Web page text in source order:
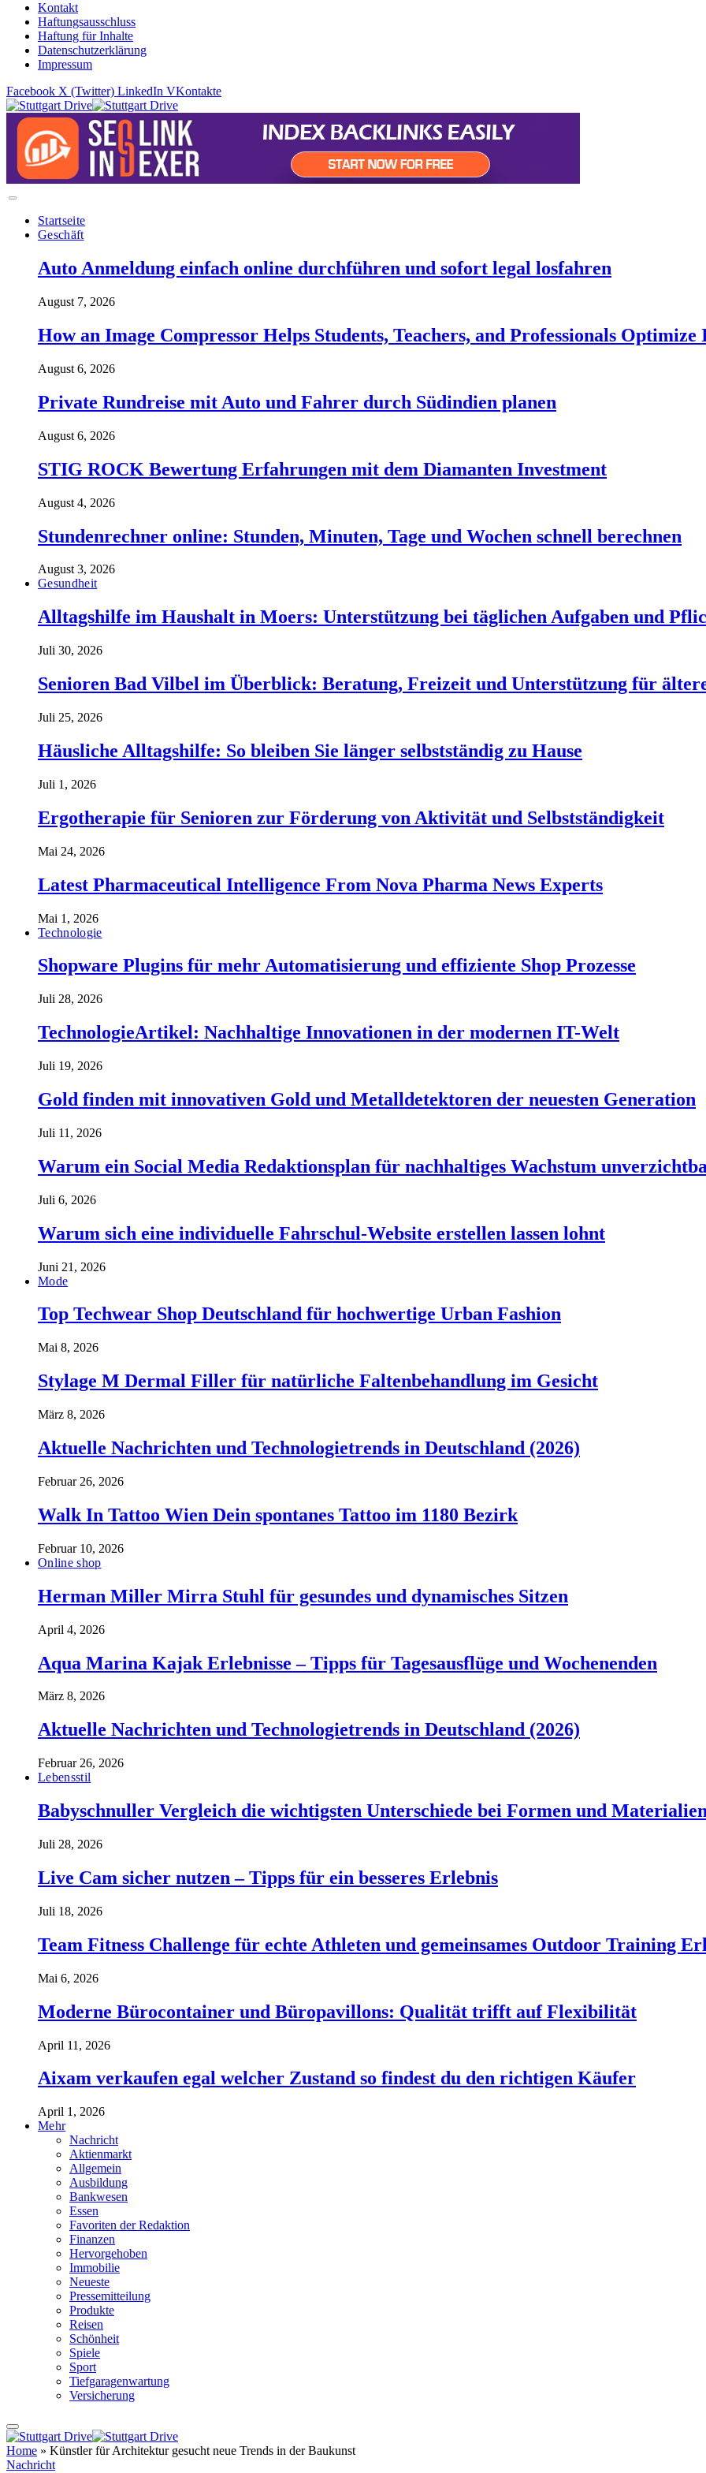
Kontakt
Haftungsausschluss
Haftung für Inhalte
Datenschutzerklärung
Impressum
Facebook X (Twitter) LinkedIn VKontakte
Startseite
Geschäft
Auto Anmeldung einfach online durchführen und sofort legal losfahren
August 7, 2026
How an Image Compressor Helps Students, Teachers, and Professionals Optimize
August 6, 2026
Private Rundreise mit Auto und Fahrer durch Südindien planen
August 6, 2026
STIG ROCK Bewertung Erfahrungen mit dem Diamanten Investment
August 4, 2026
Stundenrechner online: Stunden, Minuten, Tage und Wochen schnell berechnen
August 3, 2026
Gesundheit
Alltagshilfe im Haushalt in Moers: Unterstützung bei täglichen Aufgaben und
Juli 30, 2026
Senioren Bad Vilbel im Überblick: Beratung, Freizeit und Unterstützung für
Juli 25, 2026
Häusliche Alltagshilfe: So bleiben Sie länger selbstständig zu Hause
Juli 1, 2026
Ergotherapie für Senioren zur Förderung von Aktivität und Selbstständigkeit
Mai 24, 2026
Latest Pharmaceutical Intelligence From Nova Pharma News Experts
Mai 1, 2026
Technologie
Shopware Plugins für mehr Automatisierung und effiziente Shop Prozesse
Juli 28, 2026
TechnologieArtikel: Nachhaltige Innovationen in der modernen IT-Welt
Juli 19, 2026
Gold finden mit innovativen Gold und Metalldetektoren der neuesten Generation
Juli 11, 2026
Warum ein Social Media Redaktionsplan für nachhaltiges Wachstum
Juli 6, 2026
Warum sich eine individuelle Fahrschul-Website erstellen lassen lohnt
Juni 21, 2026
Mode
Top Techwear Shop Deutschland für hochwertige Urban Fashion
Mai 8, 2026
Stylage M Dermal Filler für natürliche Faltenbehandlung im Gesicht
März 8, 2026
Aktuelle Nachrichten und Technologietrends in Deutschland (2026)
Februar 26, 2026
Walk In Tattoo Wien Dein spontanes Tattoo im 1180 Bezirk
Februar 10, 2026
Online shop
Herman Miller Mirra Stuhl für gesundes und dynamisches Sitzen
April 4, 2026
Aqua Marina Kajak Erlebnisse – Tipps für Tagesausflüge und Wochenenden
März 8, 2026
Aktuelle Nachrichten und Technologietrends in Deutschland (2026)
Februar 26, 2026
Lebensstil
Babyschnuller Vergleich die wichtigsten Unterschiede bei Formen und
Juli 28, 2026
Live Cam sicher nutzen – Tipps für ein besseres Erlebnis
Juli 18, 2026
Team Fitness Challenge für echte Athleten und gemeinsames Outdoor Training
Mai 6, 2026
Moderne Bürocontainer und Büropavillons: Qualität trifft auf Flexibilität
April 11, 2026
Aixam verkaufen egal welcher Zustand so findest du den richtigen Käufer
April 1, 2026
Mehr
Nachricht
Aktienmarkt
Allgemein
Ausbildung
Bankwesen
Essen
Favoriten der Redaktion
Finanzen
Hervorgehoben
Immobilie
Neueste
Pressemitteilung
Produkte
Reisen
Schönheit
Spiele
Sport
Tiefgaragenwartung
Versicherung
Home » Künstler für Architektur gesucht neue Trends in der Baukunst
Nachricht